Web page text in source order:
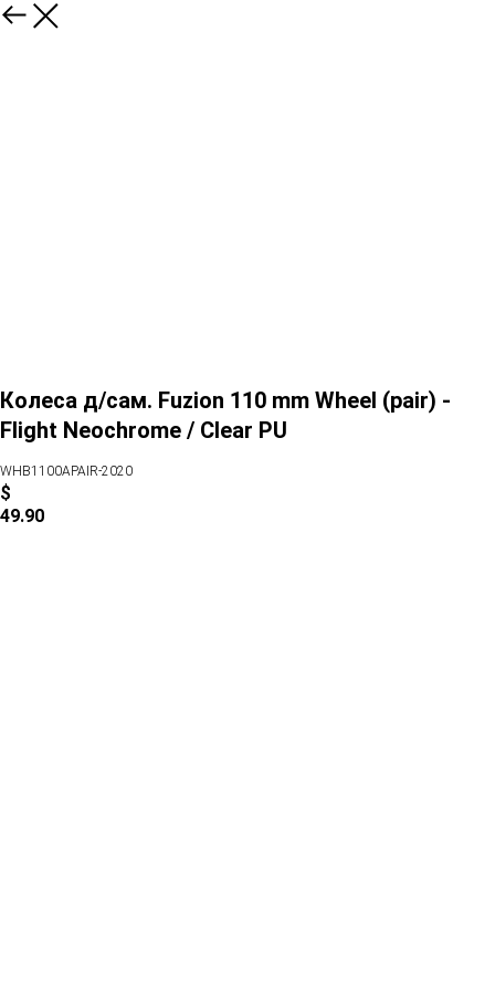
Колеса д/сам. Fuzion 110 mm Wheel (pair) -
Flight Neochrome / Clear PU
WHB1100APAIR-2020
$
49.90